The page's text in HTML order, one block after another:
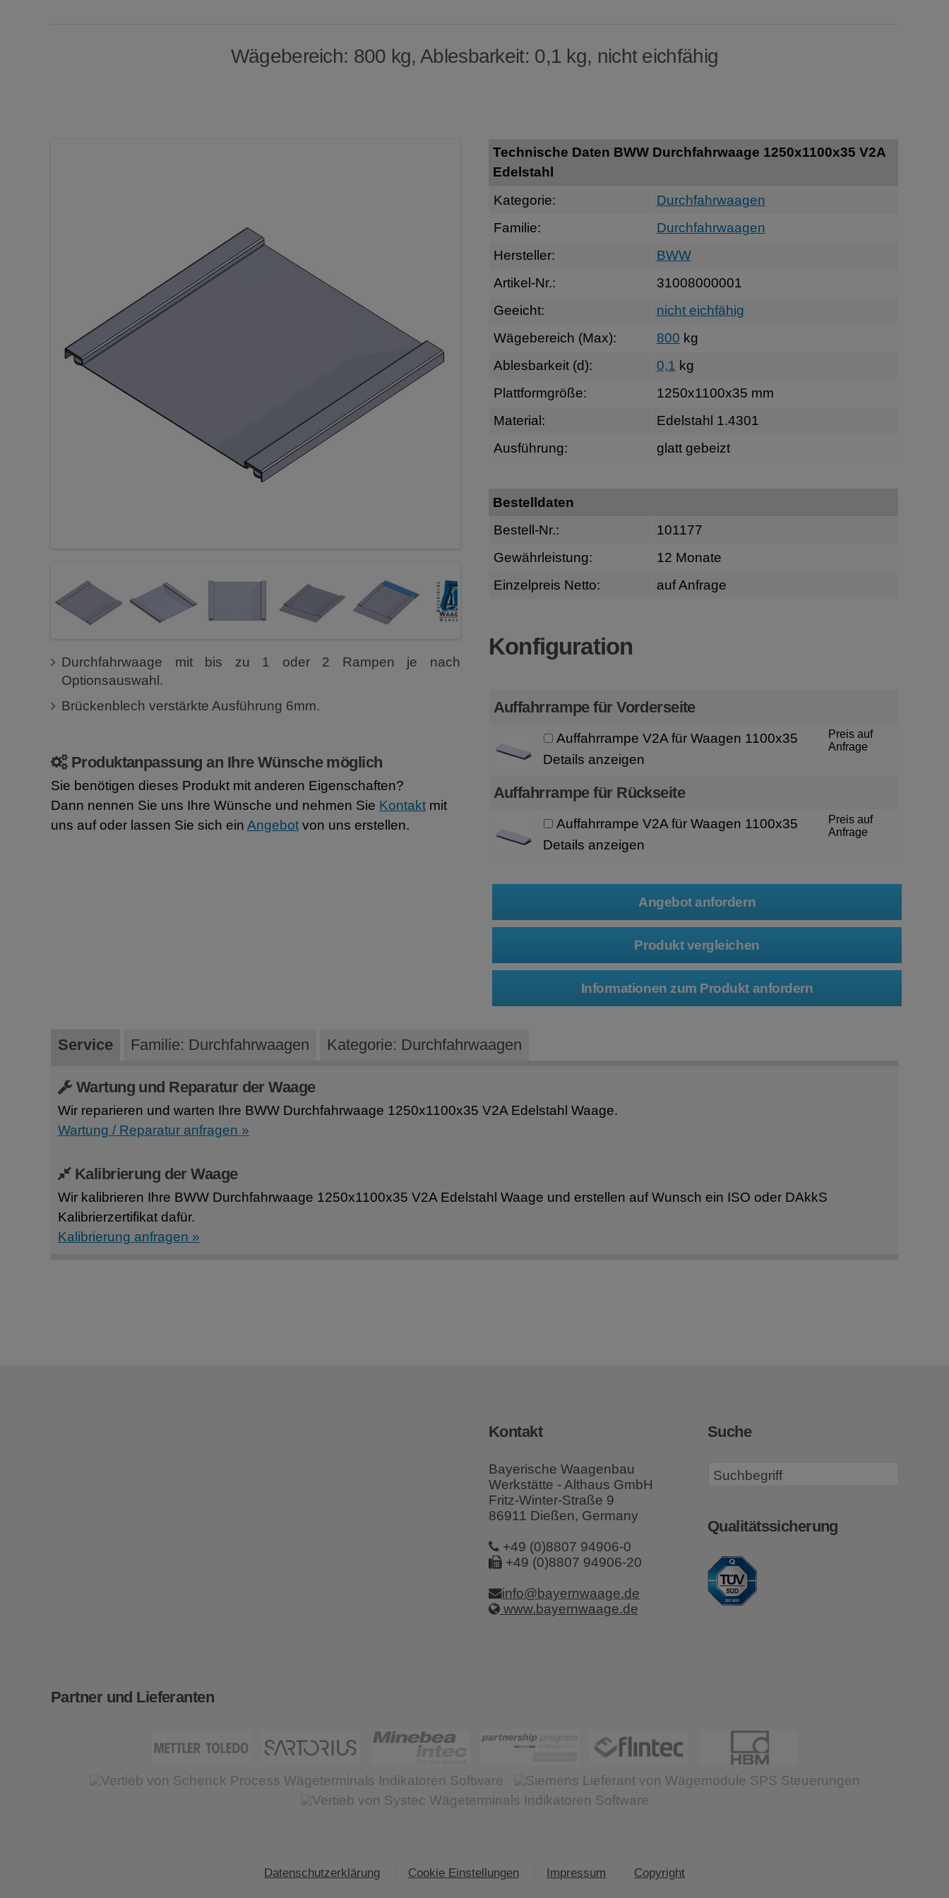
Wägebereich: 800 kg, Ablesbarkeit: 0,1 kg, nicht eichfähig
Durchfahrwaage mit bis zu 1 oder 2 Rampen je nach
Optionsauswahl.
Brückenblech verstärkte Ausführung 6mm.
Produktanpassung an Ihre Wünsche möglich
Sie benötigen dieses Produkt mit anderen Eigenschaften?
Dann nennen Sie uns Ihre Wünsche und nehmen Sie Kontakt mit
uns auf oder lassen Sie sich ein Angebot von uns erstellen.
Technische Daten BWW Durchfahrwaage 1250x1100x35 V2A
Edelstahl
Kategorie:
Durchfahrwaagen
Familie:
Durchfahrwaagen
Hersteller:
BWW
Artikel-Nr.:
31008000001
Geeicht:
nicht eichfähig
Wägebereich (Max):
800 kg
Ablesbarkeit (d):
0,1 kg
Plattformgröße:
1250x1100x35 mm
Material:
Edelstahl 1.4301
Ausführung:
glatt gebeizt
Bestelldaten
Bestell-Nr.:
101177
Gewährleistung:
12 Monate
Einzelpreis Netto:
auf Anfrage
Konfiguration
Auffahrrampe für Vorderseite
Auffahrrampe V2A für Waagen 1100x35
Details anzeigen
Preis auf
Anfrage
Auffahrrampe für Rückseite
Auffahrrampe V2A für Waagen 1100x35
Details anzeigen
Preis auf
Anfrage
Service Familie: Durchfahrwaagen Kategorie: Durchfahrwaagen
Wartung und Reparatur der Waage
Wir reparieren und warten Ihre BWW Durchfahrwaage 1250x1100x35 V2A Edelstahl Waage.
Wartung / Reparatur anfragen »
Kalibrierung der Waage
Wir kalibrieren Ihre BWW Durchfahrwaage 1250x1100x35 V2A Edelstahl Waage und erstellen auf Wunsch ein ISO oder DAkkS
Kalibrierzertifikat dafür.
Kalibrierung anfragen »
Kontakt
Bayerische Waagenbau
Werkstätte - Althaus GmbH
Fritz-Winter-Straße 9
86911 Dießen, Germany
+49 (0)8807 94906-0
+49 (0)8807 94906-20
info@bayernwaage.de
www.bayernwaage.de
Suche
Qualitätssicherung
Partner und Lieferanten
Datenschutzerklärung Cookie Einstellungen Impressum Copyright